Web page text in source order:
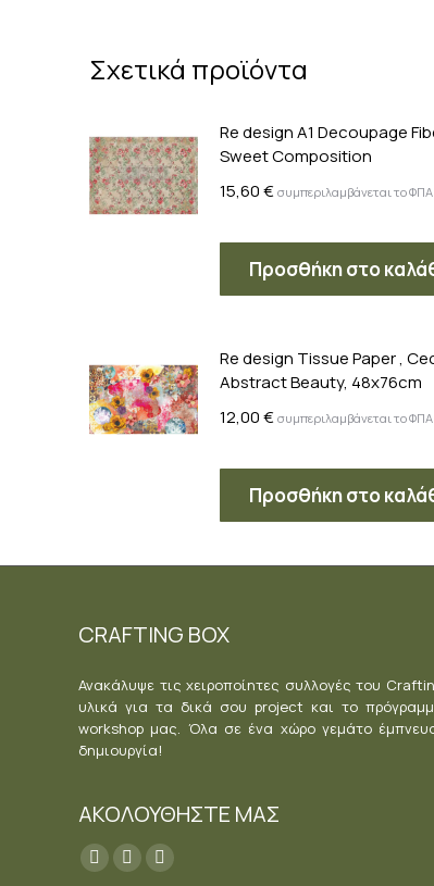
Σχετικά προϊόντα
Re design A1 Decoupage
Sweet Composition
15,60€ συμπεριλαμβάνεται το ΦΠΑ
Προσθήκη στο
Re design Tissue Paper ,
Abstract Beauty, 48x76cm
12,00€ συμπεριλαμβάνεται το ΦΠΑ
Προσθήκη στο
CRAFTING BOX
Ανακάλυψε τις χειροποίητες συλλογές του
υλικά για τα δικά σου project και το
workshop μας. Όλα σε ένα χώρο γεμάτο
δημιουργία!
ΑΚΟΛΟΥΘΗΣΤΕ ΜΑΣ
Find us on:
Facebook
YouTubeInstagram